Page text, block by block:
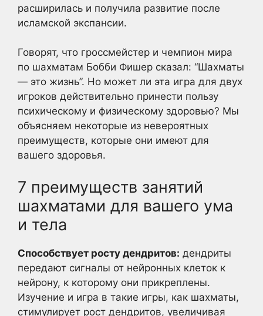
расширилась и получила развитие после
исламской экспансии.
Говорят, что гроссмейстер и чемпион мира
по шахматам Бобби Фишер сказал: “Шахматы
— это жизнь”. Но может ли эта игра для двух
игроков действительно принести пользу
психическому и физическому здоровью? Мы
объясняем некоторые из невероятных
преимуществ, которые они имеют для
вашего здоровья.
7 преимуществ занятий
шахматами для вашего ума
и тела
Способствует росту дендритов: дендриты
передают сигналы от нейронных клеток к
нейрону, к которому они прикреплены.
Изучение и игра в такие игры, как шахматы,
стимулирует рост дендритов, увеличивая